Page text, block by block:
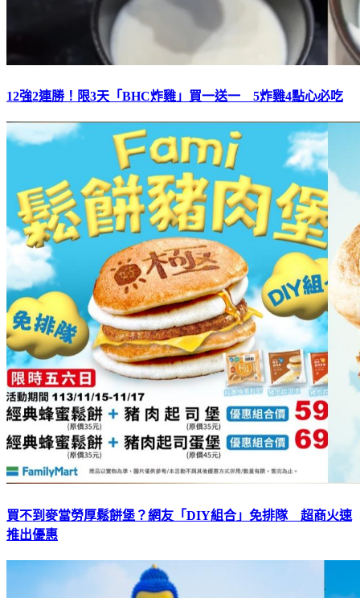
12強2連勝！限3天「BHC炸雞」買一送一 5炸雞4點心必吃
買不到麥當勞厚鬆餅堡？網友「DIY組合」免排隊 超商火速
推出優惠